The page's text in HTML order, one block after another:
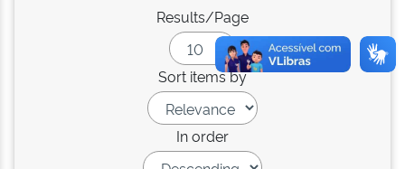
Results/Page
Sort items by
In order